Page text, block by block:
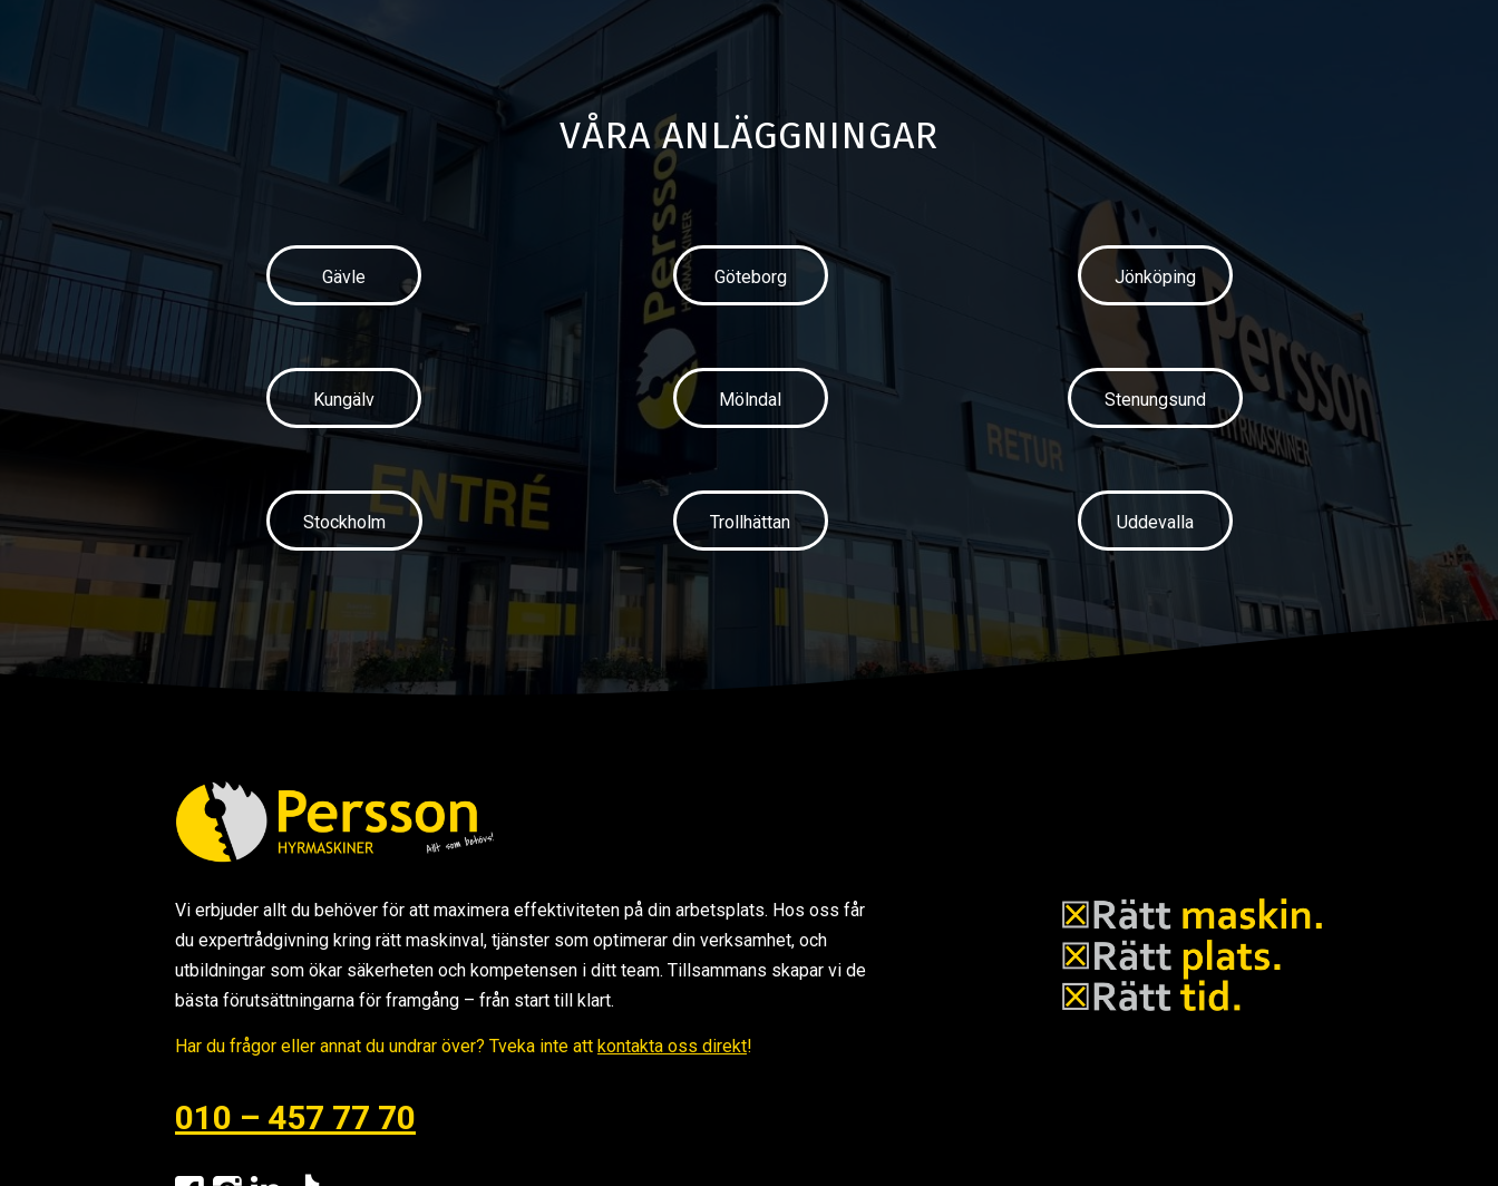
VÅRA ANLÄGGNINGAR
Gävle Göteborg Jönköping
Kungälv Mölndal Stenungsund
Stockholm Trollhättan Uddevalla
Vi erbjuder allt du behöver för att maximera effektiviteten på din arbetsplats. Hos oss får
du expertrådgivning kring rätt maskinval, tjänster som optimerar din verksamhet, och
utbildningar som ökar säkerheten och kompetensen i ditt team. Tillsammans skapar vi de
bästa förutsättningarna för framgång – från start till klart.
Har du frågor eller annat du undrar över? Tveka inte att kontakta oss direkt!
010 – 457 77 70